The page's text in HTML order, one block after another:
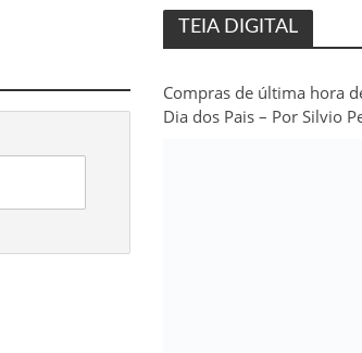
TEIA DIGITAL
Compras de última hora
Dia dos Pais – Por